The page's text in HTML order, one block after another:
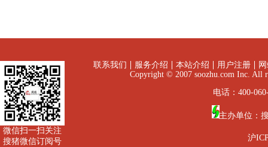
微信扫一扫关注
搜猪微信订阅号
联系我们 服务介绍 本站介绍 用户注册
Copyright © 2007 soozhu.com Inc.
电话：400-
主办单位：
沪